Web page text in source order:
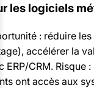
les logiciels
: réduire
accélérer la
ERP/CRM. Risque
ont accès aux